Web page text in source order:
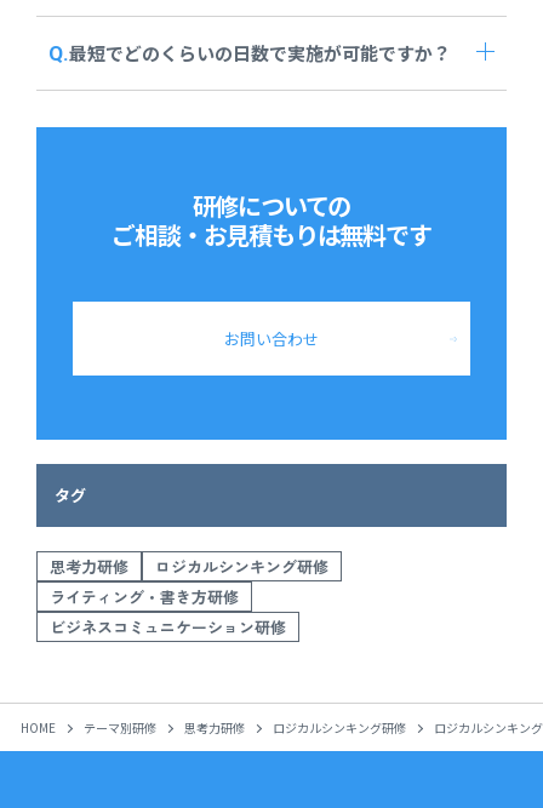
最短でどのくらいの日数で実施が可能ですか？
研修についての
ご相談・お見積もりは無料です
お問い合わせ
タグ
思考力研修
ロジカルシンキング研修
ライティング・書き方研修
ビジネスコミュニケーション研修
HOME テーマ別研修 思考力研修 ロジカルシンキング研修 ロジカルシンキン